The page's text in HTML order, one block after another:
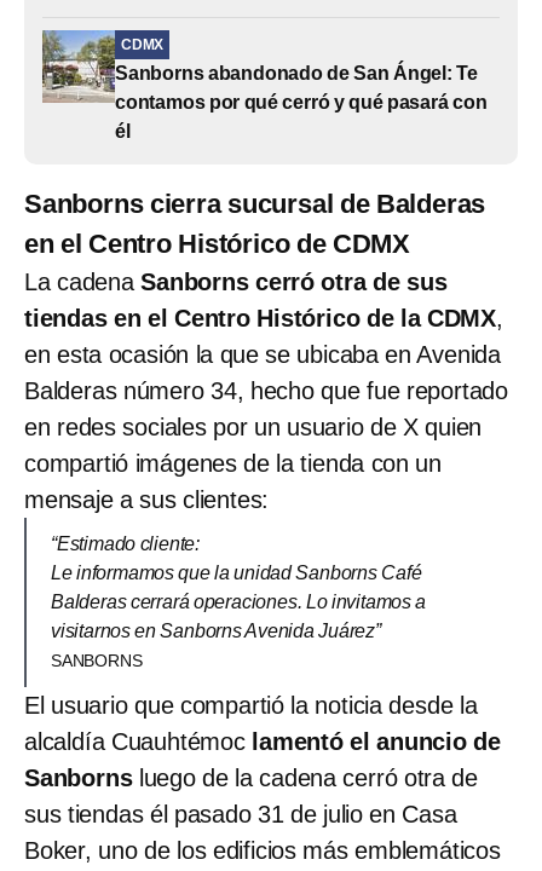
CDMX
Sanborns abandonado de San Ángel: Te
contamos por qué cerró y qué pasará con
él
Sanborns cierra sucursal de Balderas
en el Centro Histórico de CDMX
La cadenaSanborns cerró otra de sus
tiendas en el Centro Histórico de la CDMX,
en esta ocasión la que se ubicaba en Avenida
Balderas número 34, hecho que fue reportado
en redes sociales por un usuario de X quien
compartió imágenes de la tienda con un
mensaje a sus clientes:
“Estimado cliente:
Le informamos que la unidad Sanborns Café
Balderas cerrará operaciones. Lo invitamos a
visitarnos en Sanborns Avenida Juárez”
SANBORNS
El usuario que compartió la noticia desde la
alcaldía Cuauhtémoc lamentó el anuncio de
Sanbornsluego de la cadena cerró otra de
sus tiendas él pasado 31 de julio en Casa
Boker, uno de los edificios más emblemáticos